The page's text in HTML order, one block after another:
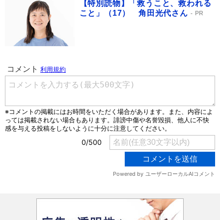
【特別読物】「救うこと、救われる
こと」（17） 角田光代さん
PR